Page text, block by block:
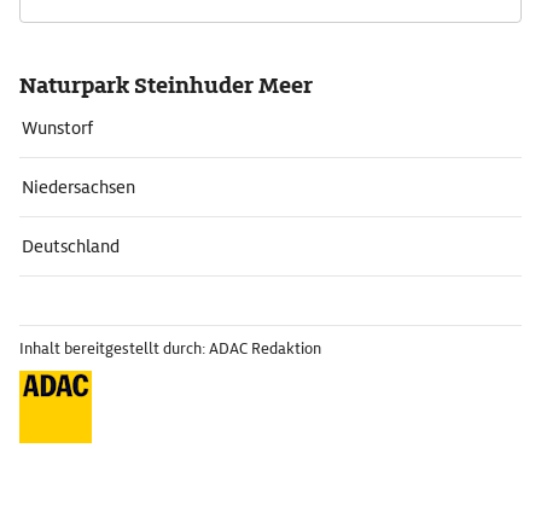
Naturpark Steinhuder Meer
Wunstorf
Niedersachsen
Deutschland
Inhalt bereitgestellt durch: ADAC Redaktion